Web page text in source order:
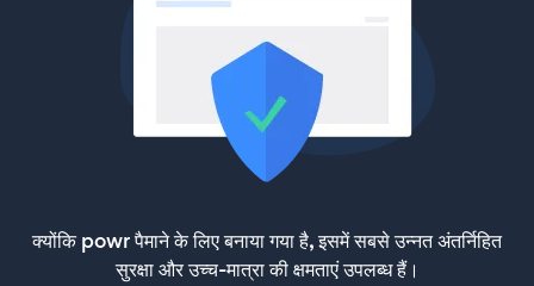
क्योंकि powr पैमाने के लिए बनाया गया है, इसमें सबसे उन्नत अंतर्निहित
सुरक्षा और उच्च-मात्रा की क्षमताएं उपलब्ध हैं।